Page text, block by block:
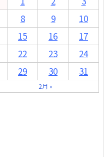
8 9
10
15 16
17
22 23
24
29 30 31
2月 »